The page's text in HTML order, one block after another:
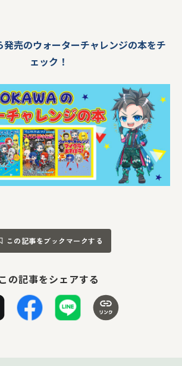
発売のウォーターチャレンジの本をチ
ェック！
この記事をブックマークする
この記事をシェアする